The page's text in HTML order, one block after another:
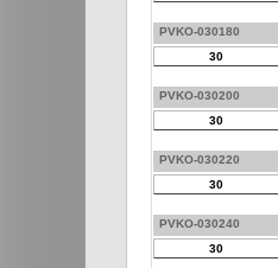
PVKO-030180
30
PVKO-030200
30
PVKO-030220
30
PVKO-030240
30